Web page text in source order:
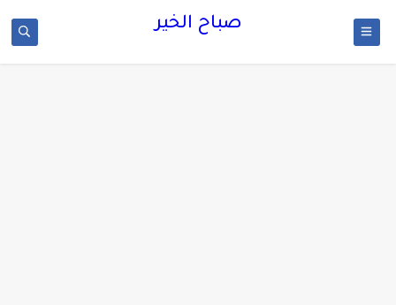
صباح الخير